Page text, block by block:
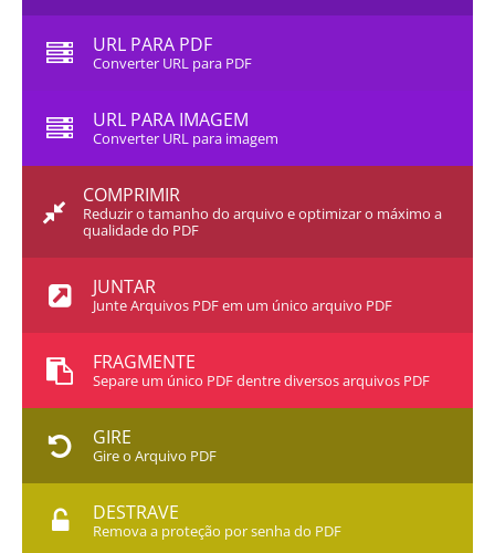
URL PARA PDF
Converter URL para PDF
URL PARA IMAGEM
Converter URL para imagem
COMPRIMIR
Reduzir o tamanho do arquivo e optimizar o máximo a
qualidade do PDF
JUNTAR
Junte Arquivos PDF em um único arquivo PDF
FRAGMENTE
Separe um único PDF dentre diversos arquivos PDF
GIRE
Gire o Arquivo PDF
DESTRAVE
Remova a proteção por senha do PDF